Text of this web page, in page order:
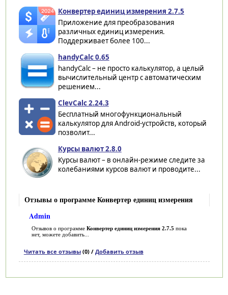
Конвертер единиц измерения 2.7.5
Приложение для преобразования
различных единиц измерения.
Поддерживает более 100...
handyCalc 0.65
handyCalc – не просто калькулятор, а целый
вычислительный центр с автоматическим
решением...
ClevCalc 2.24.3
Бесплатный многофункциональный
калькулятор для Android-устройств, который
позволит...
Курсы валют 2.8.0
Курсы валют – в онлайн-режиме следите за
колебаниями курсов валют и проводите...
Отзывы о программе Конвертер единиц измерения
Admin
Отзывов о программе Конвертер единиц измерения 2.7.5 пока
нет, можете добавить...
Читать все отзывы(0) / Добавить отзыв